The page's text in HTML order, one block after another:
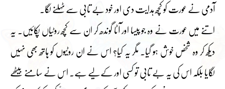
آدمی نے عورت کو کچھ ہدایت دی اور خود بے تابی سے ٹہلنے لگا۔
اتنے میں عورت نے وہ جو پیسا اور آٹا گوندھ کر ان سے کچھ روٹیاں پکائیں۔ یہ
دیکھ کر وہ شخص خوش ہو گیا۔ مگر یہ کیا؟ اس نے ان روٹیوں کو ہاتھ بھی نہیں
لگایا بلکہ اس کی یہ بے تابی تو کسی اور کے لیے ہے۔ اس نے سامنے بیٹھے